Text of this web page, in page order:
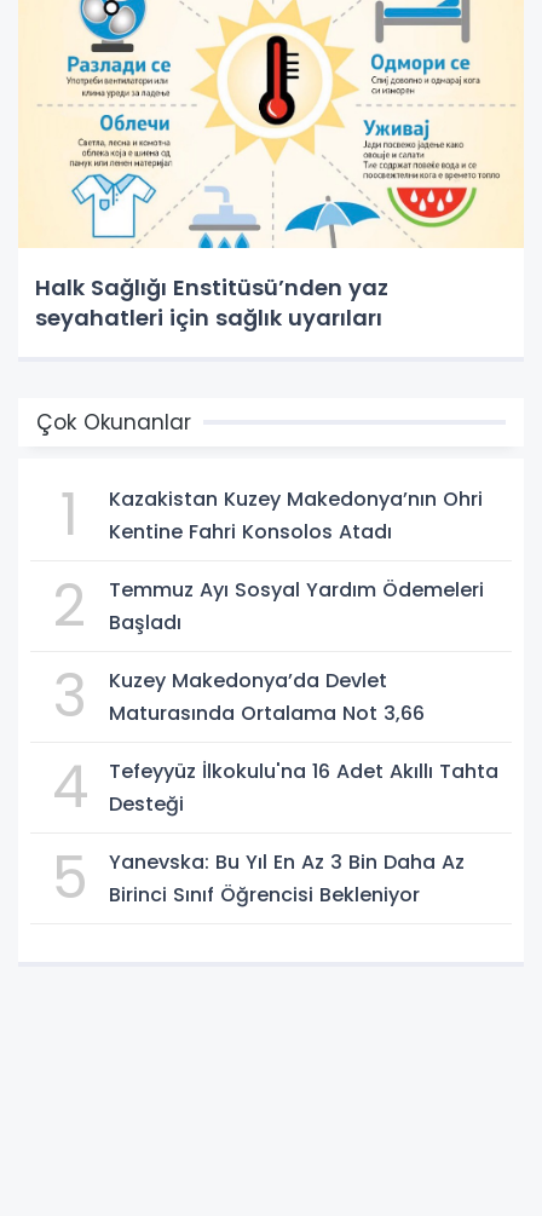
Halk Sağlığı Enstitüsü’nden yaz
seyahatleri için sağlık uyarıları
Çok Okunanlar
1
Kazakistan Kuzey Makedonya’nın Ohri
Kentine Fahri Konsolos Atadı
2
Temmuz Ayı Sosyal Yardım Ödemeleri
Başladı
3
Kuzey Makedonya’da Devlet
Maturasında Ortalama Not 3,66
4
Tefeyyüz İlkokulu'na 16 Adet Akıllı Tahta
Desteği
5
Yanevska: Bu Yıl En Az 3 Bin Daha Az
Birinci Sınıf Öğrencisi Bekleniyor